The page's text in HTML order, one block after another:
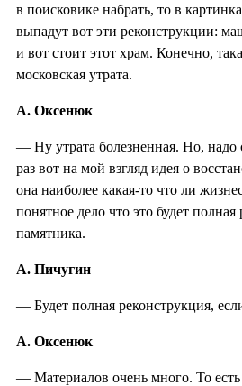
в поисковике набрать, то в
выпадут вот эти реконструкции:
и вот стоит этот храм. Конечно,
московская утрата.
А. Оксенюк
— Ну утрата болезненная. Но, надо
раз вот на мой взгляд идея о
она наиболее какая-то что ли
понятное дело что это будет полная
памятника.
А. Пичугин
— Будет полная реконструкция,
А. Оксенюк
— Материалов очень много. То есть